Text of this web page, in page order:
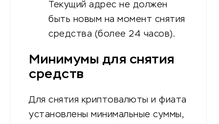
Текущий адрес не должен
быть новым на момент снятия
средства (более 24 часов).
Минимумы для снятия
средств
Для снятия криптовалюты и фиата
установлены минимальные суммы,